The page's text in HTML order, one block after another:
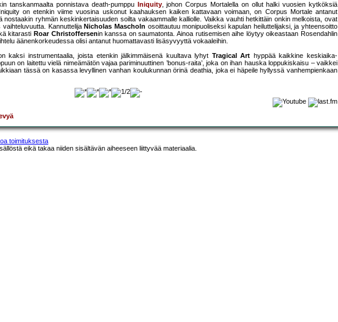
tanskanmaalta ponnistava death-pumppu
Iniquity, johon Corpus Mortalella on ollut halki vuosien kytköksiä
on etenkin viime vuosina uskonut kaahauksen kaiken kattavaan voimaan, on Corpus Mortale antanut
nostaakin ryhmän keskinkertaisuuden soilta vakaammalle kalliolle. Vaikka vauhti hetkittäin onkin melkoista, ovat
Kannuttelija Nicholas Mascholn osoittautuu monipuoliseksi kapulan heiluttelijaksi, ja yhteensoitto
kitarasti Roar Christoffersenin kanssa on saumatonta. Ainoa rutisemisen aihe löytyy oikeastaan Rosendahlin
äänenkorkeudessa olisi antanut huomattavasti lisäsyvyyttä vokaaleihin.
kaksi instrumentaalia, joista etenkin jälkimmäisenä kuultava lyhyt Tragical Art hyppää kaikkine keskiaika-
on laitettu vielä nimeämätön vajaa pariminuuttinen ’bonus-raita’, joka on ihan hauska loppukiskaisu – vaikkei
tässä on kasassa levyllinen vanhan koulukunnan örinä deathia, joka ei häpeile hyllyssä vanhempienkaan
toimituksesta
eikä takaa niiden sisältävän aiheeseen liittyvää materiaalia.